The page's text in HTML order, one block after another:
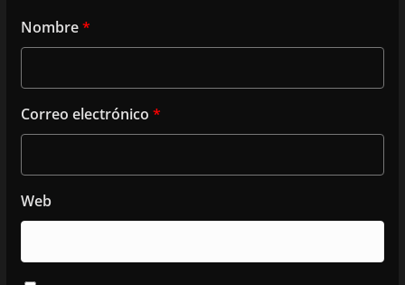
Nombre*
Correo electrónico *
Web